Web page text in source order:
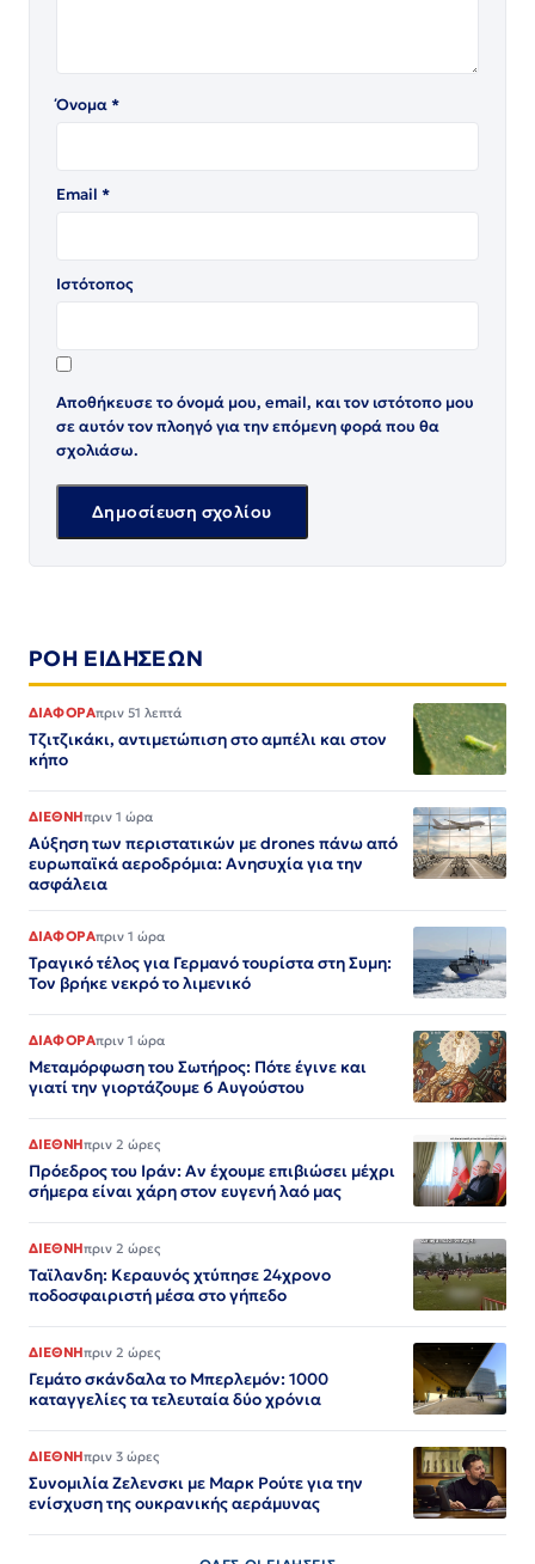
Όνομα*
Email *
Ιστότοπος
Αποθήκευσε το όνομά μου, email, και τον ιστότοπο μου
σε αυτόν τον πλοηγό για την επόμενη φορά που θα
σχολιάσω.
ΡΟΗ ΕΙΔΗΣΕΩΝ
ΔΙΑΦΟΡΑπριν 51 λεπτά
Τζιτζικάκι, αντιμετώπιση στο αμπέλι και στον
κήπο
ΔΙΕΘΝΗπριν 1 ώρα
Αύξηση των περιστατικών με drones πάνω από
ευρωπαϊκά αεροδρόμια: Ανησυχία για την
ασφάλεια
ΔΙΑΦΟΡΑπριν 1 ώρα
Τραγικό τέλος για Γερμανό τουρίστα στη Συμη:
Τον βρήκε νεκρό το λιμενικό
ΔΙΑΦΟΡΑπριν 1 ώρα
Μεταμόρφωση του Σωτήρος: Πότε έγινε και
γιατί την γιορτάζουμε 6 Αυγούστου
ΔΙΕΘΝΗπριν 2 ώρες
Πρόεδρος του Ιράν: Αν έχουμε επιβιώσει μέχρι
σήμερα είναι χάρη στον ευγενή λαό μας
ΔΙΕΘΝΗπριν 2 ώρες
Ταϊλανδη: Κεραυνός χτύπησε 24χρονο
ποδοσφαιριστή μέσα στο γήπεδο
ΔΙΕΘΝΗπριν 2 ώρες
Γεμάτο σκάνδαλα το Μπερλεμόν: 1000
καταγγελίες τα τελευταία δύο χρόνια
ΔΙΕΘΝΗπριν 3 ώρες
Συνομιλία Ζελενσκι με Μαρκ Ρούτε για την
ενίσχυση της ουκρανικής αεράμυνας